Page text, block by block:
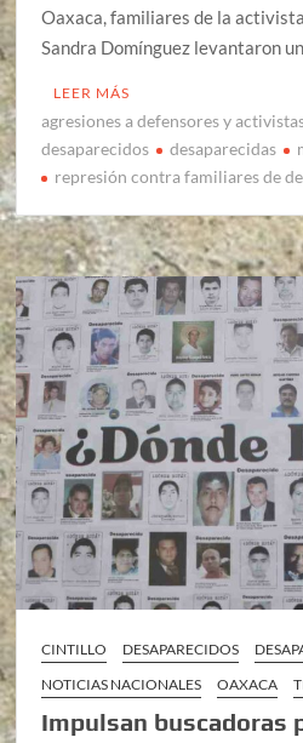
Oaxaca, familiares de la
Sandra Domínguez levantaron
LEER MÁS
agresiones a defensores y
desaparecidos
desaparecidas
represión contra familiares de
CINTILLO DESAPARECIDOS
NOTICIAS NACIONALES
OAXACA
Impulsan buscadoras